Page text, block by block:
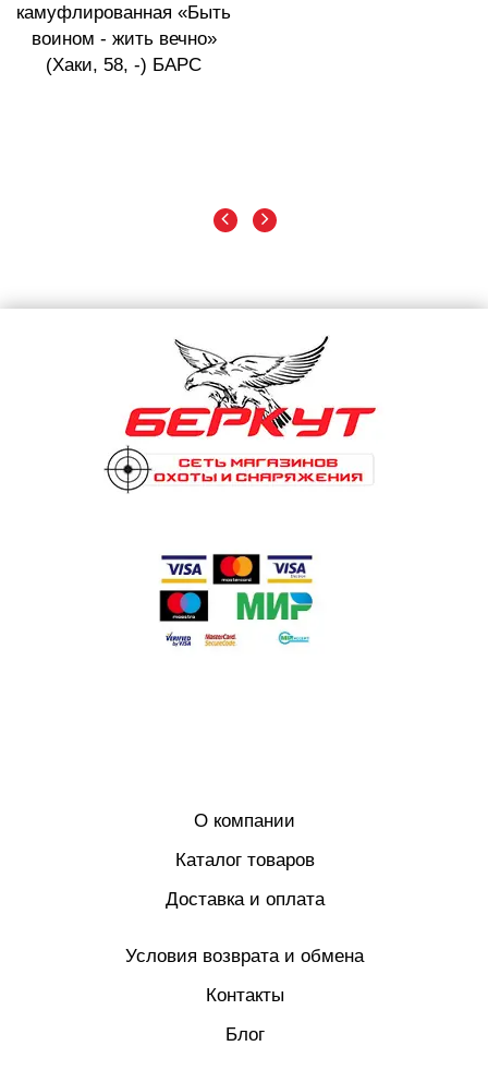
камуфлированная «Быть
воином - жить вечно»
(Хаки, 58, -) БАРС
О компании
Каталог товаров
Доставка и оплата
Условия возврата и обмена
Контакты
Блог